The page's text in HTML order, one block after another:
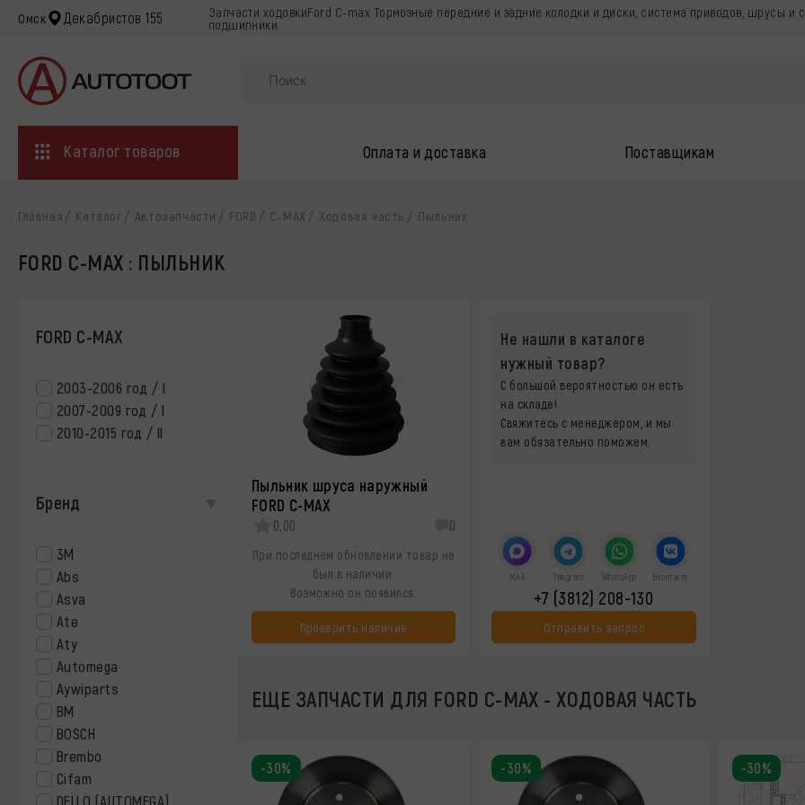
Омск Декабристов 155 Запчасти ходовкиFord C-max Тормозные передние и задние колодки и диски, система приводов, шрусы и
подшипники
Каталог товаров Оплата и доставка Поставщикам
Главная Каталог Автозапчасти FORD C-MAX Ходовая часть Пыльник
FORD C-MAX : ПЫЛЬНИК
FORD C-MAX
2003-2006 год / I
2007-2009 год / I
2010-2015 год / II
Бренд
3M
Abs
Asva
Ate
Aty
Automega
Aywiparts
BM
BOSCH
Brembo
Cifam
DELLO (AUTOMEGA)
Пыльник шруса наружный
FORD C-MAX
0,00 0
При последнем обновлении товар не
был в наличии.
Возможно он появился.
Проверить наличие
Не нашли в каталоге
нужный товар?
С большой вероятностью он есть
на складе!
Свяжитесь с менеджером, и мы
вам обязательно поможем.
MAX Telegram WhatsApp Вконтакте
+7 (3812) 208-130
Отправить запрос
ЕЩЕ ЗАПЧАСТИ ДЛЯ FORD C-MAX - ХОДОВАЯ ЧАСТЬ
-30% -30% -30%